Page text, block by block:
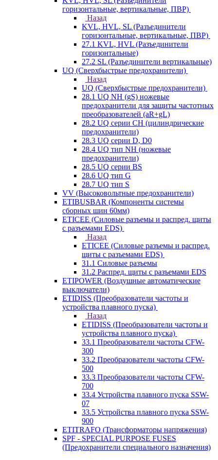
горизонтальные, вертикальные, ПВР)
Назад
KVL, HVL, SL (Разъединители
горизонтальные, вертикальные, ПВР)
27.1 KVL, HVL (Разъединители
горизонтальные)
27.2 SL (Разъединители вертикальные)
UQ (Сверхбыстрые предохранители)
Назад
UQ (Сверхбыстрые предохранители)
28.1 UQ NH (gS) ножевые
предохранители для защиты частотных
преобразователей (aR+gL)
28.2 UQ серии CH (цилиндрические
предохранители)
28.3 UQ серии D, D0
28.4 UQ тип NH (ножевые
предохранители)
28.5 UQ серии BS
28.6 UQ тип G
28.7 UQ тип S
VV (Высоковольтные предохранители)
ETIBUSBAR (Компоненты системы
сборных шин 60мм)
ETICEE (Силовые разъемы и распред. щиты
с разъемами EDS)
Назад
ETICEE (Силовые разъемы и распред.
щиты с разъемами EDS)
31.1 Силовые разъемы
31.2 Распред. щиты с разъемами EDS
ETIPOWER (Воздушные автоматические
выключатели)
ETIDISS (Преобразователи частоты и
устройства плавного пуска)
Назад
ETIDISS (Преобразователи частоты и
устройства плавного пуска)
33.1 Преобразователи частоты CFW-
300
33.2 Преобразователи частоты CFW-
500
33.3 Преобразователи частоты CFW-
700
33.4 Устройства плавного пуска SSW-
07
33.5 Устройства плавного пуска SSW-
900
ETITRAFO (Трансформаторы напряжения)
SPF - SPECIAL PURPOSE FUSES
(Предохранители специального назначения)